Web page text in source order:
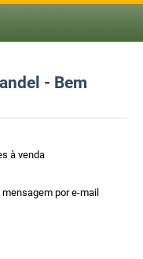
- Bem
à venda
por e-mail